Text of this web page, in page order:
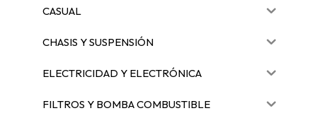
CASUAL
CHASIS Y SUSPENSIÓN
ELECTRICIDAD Y ELECTRÓNICA
FILTROS Y BOMBA COMBUSTIBLE